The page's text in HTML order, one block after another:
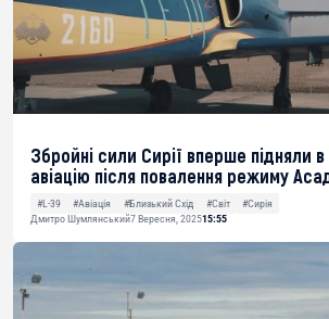
Збройні сили Сирії вперше підняли
авіацію після повалення режиму
#L-39 #Авіація #Близький Схід #Світ
#Сирія
Дмитро Шумлянський7 Вересня, 202515:55